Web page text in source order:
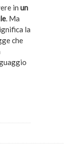
in un
. Ma
la
che